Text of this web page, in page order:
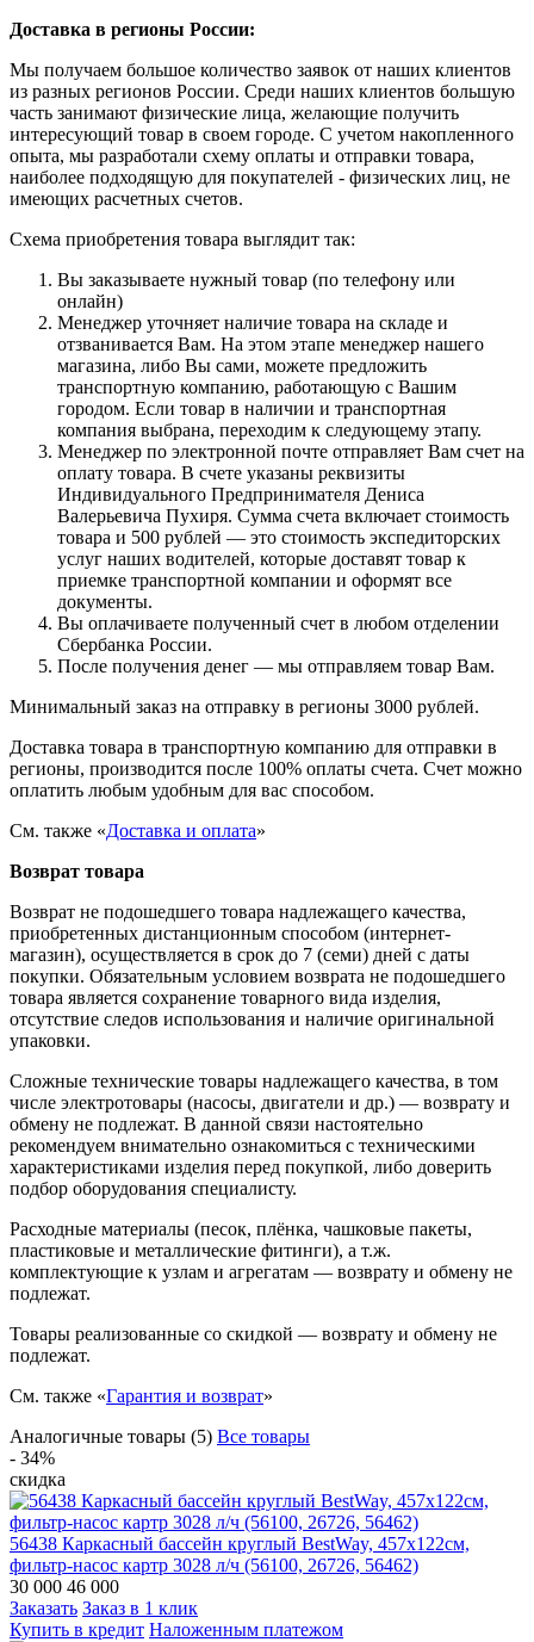
Доставка в регионы России:
Мы получаем большое количество заявок от наших клиентов
из разных регионов России. Среди наших клиентов большую
часть занимают физические лица, желающие получить
интересующий товар в своем городе. С учетом накопленного
опыта, мы разработали схему оплаты и отправки товара,
наиболее подходящую для покупателей - физических лиц, не
имеющих расчетных счетов.
Схема приобретения товара выглядит так:
Вы заказываете нужный товар (по телефону или
онлайн)
Менеджер уточняет наличие товара на складе и
отзванивается Вам. На этом этапе менеджер нашего
магазина, либо Вы сами, можете предложить
транспортную компанию, работающую с Вашим
городом. Если товар в наличии и транспортная
компания выбрана, переходим к следующему этапу.
Менеджер по электронной почте отправляет Вам счет на
оплату товара. В счете указаны реквизиты
Индивидуального Предпринимателя Дениса
Валерьевича Пухиря. Сумма счета включает стоимость
товара и 500 рублей — это стоимость экспедиторских
услуг наших водителей, которые доставят товар к
приемке транспортной компании и оформят все
документы.
Вы оплачиваете полученный счет в любом отделении
Сбербанка России.
После получения денег — мы отправляем товар Вам.
Минимальный заказ на отправку в регионы 3000 рублей.
Доставка товара в транспортную компанию для отправки в
регионы, производится после 100% оплаты счета. Счет можно
оплатить любым удобным для вас способом.
См. также «Доставка и оплата»
Возврат товара
Возврат не подошедшего товара надлежащего качества,
приобретенных дистанционным способом (интернет-
магазин), осуществляется в срок до 7 (семи) дней с даты
покупки. Обязательным условием возврата не подошедшего
товара является сохранение товарного вида изделия,
отсутствие следов использования и наличие оригинальной
упаковки.
Сложные технические товары надлежащего качества, в том
числе электротовары (насосы, двигатели и др.) — возврату и
обмену не подлежат. В данной связи настоятельно
рекомендуем внимательно ознакомиться с техническими
характеристиками изделия перед покупкой, либо доверить
подбор оборудования специалисту.
Расходные материалы (песок, плёнка, чашковые пакеты,
пластиковые и металлические фитинги), а т.ж.
комплектующие к узлам и агрегатам — возврату и обмену не
подлежат.
Товары реализованные со скидкой — возврату и обмену не
подлежат.
См. также «Гарантия и возврат»
Аналогичные товары (5) Все товары
- 34%
скидка
56438 Каркасный бассейн круглый BestWay, 457х122см,
фильтр-насос картр 3028 л/ч (56100, 26726, 56462)
30 000 46 000
Заказать Заказ в 1 клик
Купить в кредит Наложенным платежом